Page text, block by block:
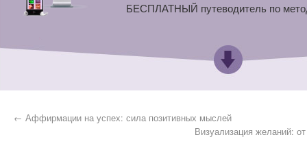
БЕСПЛАТНЫЙ путеводитель по
← Аффирмации на успех: сила позитивных мыслей
Визуализация желаний: